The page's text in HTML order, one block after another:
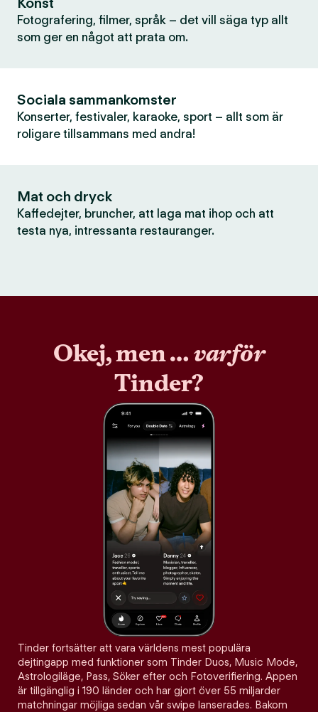
Fotografering, filmer, språk – det vill säga typ allt
som ger en något att prata om.
Sociala sammankomster
Konserter, festivaler, karaoke, sport – allt som är
roligare tillsammans med andra!
Mat och dryck
Kaffedejter, bruncher, att laga mat ihop och att
testa nya, intressanta restauranger.
Okej, men …varför
Tinder?
Tinder fortsätter att vara världens mest populära
dejtingapp med funktioner som Tinder Duos, Music Mode,
Astrologiläge, Pass, Söker efter och Fotoverifiering. Appen
är tillgänglig i 190 länder och har gjort över 55 miljarder
matchningar möjliga sedan vår swipe lanserades. Bakom